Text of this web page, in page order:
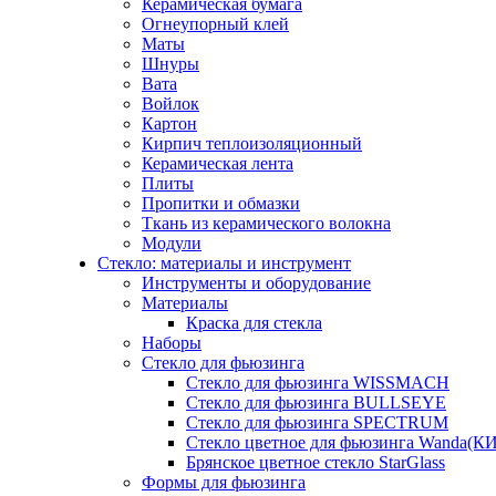
Керамическая бумага
Огнеупорный клей
Маты
Шнуры
Вата
Войлок
Картон
Кирпич теплоизоляционный
Керамическая лента
Плиты
Пропитки и обмазки
Ткань из керамического волокна
Модули
Стекло: материалы и инструмент
Инструменты и оборудование
Материалы
Краска для стекла
Наборы
Стекло для фьюзинга
Стекло для фьюзинга WISSMACH
Стекло для фьюзинга BULLSEYE
Стекло для фьюзинга SPECTRUM
Стекло цветное для фьюзинга
Брянское цветное стекло StarGlass
Формы для фьюзинга